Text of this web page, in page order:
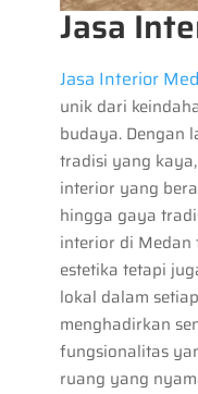
Jasa
Jasa Interior
unik dari
budaya. Dengan
tradisi yang
interior yang
hingga gaya
interior di
estetika tetapi
lokal dalam
menghadirkan
fungsionalitas
ruang yang